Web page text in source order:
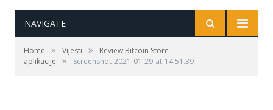
NAVIGATE
Home » Vijesti »
Review Bitcoin Store
aplikacije
» Screenshot-2021-01-29-at-14.51.39